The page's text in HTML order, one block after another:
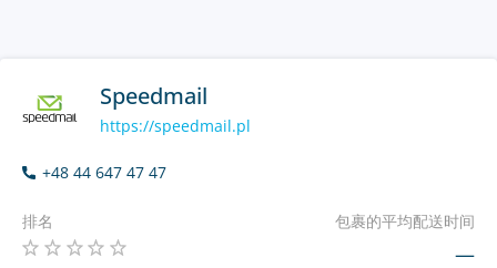
Speedmail
https://speedmail.pl
+48 44 647 47 47
排名 包裹的平均配送时间
—